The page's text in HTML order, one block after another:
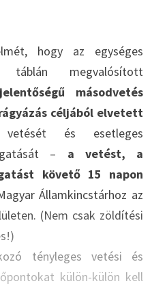
hogy az egységes
táblán megvalósított
másodvetés
céljából elvetett
és esetleges
– a vetést, a
követő 15 napon
Államkincstárhoz az
(Nem csak zöldítési
tényleges vetési és
külön-külön kell